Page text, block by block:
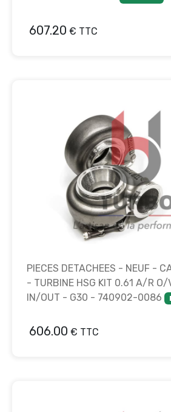
607.20 € TTC
PIECES DETACHEES - NEUF -
- TURBINE HSG KIT 0.61 A/R O/
IN/OUT - G30 - 740902-0086
606.00 € TTC